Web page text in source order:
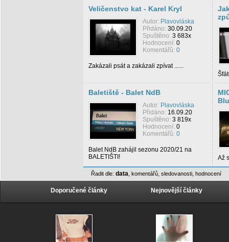
Veličenstvo kat - Karel Kryl
Autor: Plavovláska
Přidáno: 30.09.20
Spuštěno: 3 683x
Hodnocení: 0
Komentářů: 0
Zakázali psát a zakázali zpívat ......
Baletiště - Balet NdB
Autor: Plavovláska
Přidáno: 16.09.20
Spuštěno: 3 819x
Hodnocení: 0
Komentářů: 0
Balet NdB zahájil sezonu 2020/21 na
BALETIŠTI!
Až
Řadit dle: data komentářů sledovanosti hodnocení
Doporučené články Nejnovější články